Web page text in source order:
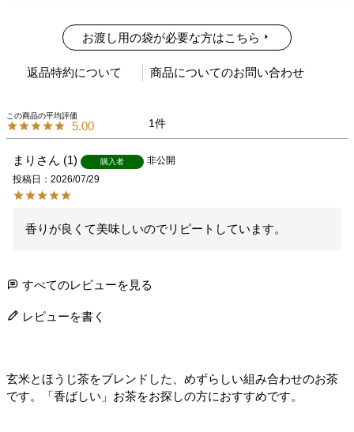
お渡し用の袋が必要な方はこちら
返品特約について 商品についてのお問い合わせ
5.00 1
まり 1 購入者
非公開
投稿日
2026/07/29
香りが良くて美味しいのでリピートしています。
すべてのレビューを見る
レビューを書く
玄米とほうじ茶をブレンドした、めずらしい組み合わせのお茶
です。「香ばしい」お茶をお探しの方におすすめです。